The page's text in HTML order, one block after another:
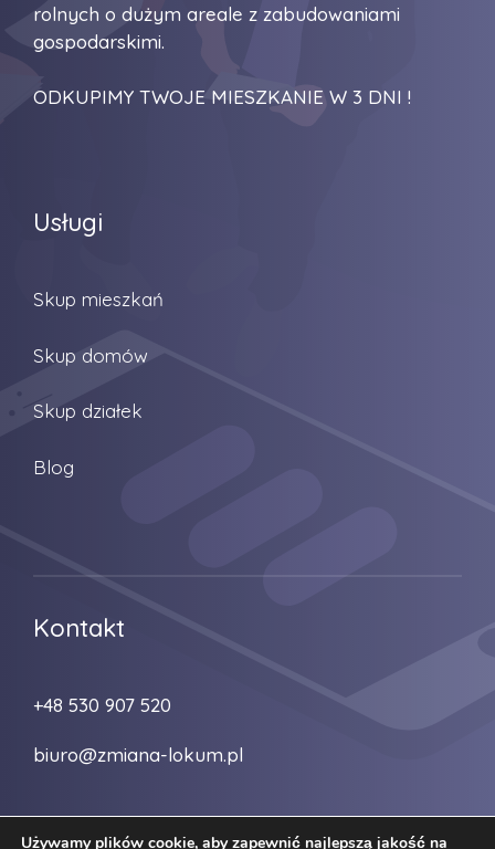
rolnych o dużym areale z zabudowaniami
gospodarskimi.
ODKUPIMY TWOJE MIESZKANIE W 3 DNI !
Usługi
Skup mieszkań
Skup domów
Skup działek
Blog
Kontakt
+48 530 907 520
biuro@zmiana-lokum.pl
Używamy plików cookie, aby zapewnić najlepszą jakość na